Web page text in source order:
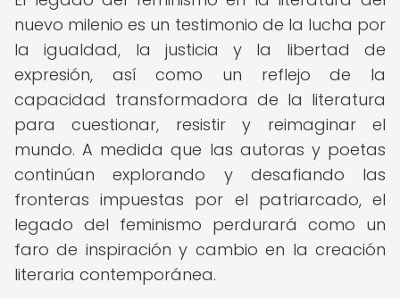
nuevo milenio es un testimonio de la lucha por
la igualdad, la justicia y la libertad de
expresión, así como un reflejo de la
capacidad transformadora de la literatura
para cuestionar, resistir y reimaginar el
mundo. A medida que las autoras y poetas
continúan explorando y desafiando las
fronteras impuestas por el patriarcado, el
legado del feminismo perdurará como un
faro de inspiración y cambio en la creación
literaria contemporánea.